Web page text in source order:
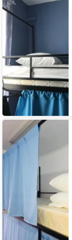
на
Добрынинской
Хостел
Travel
Inn
на
Комсомольской